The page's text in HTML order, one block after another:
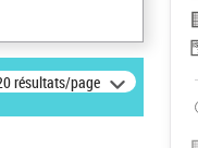
résultats/page